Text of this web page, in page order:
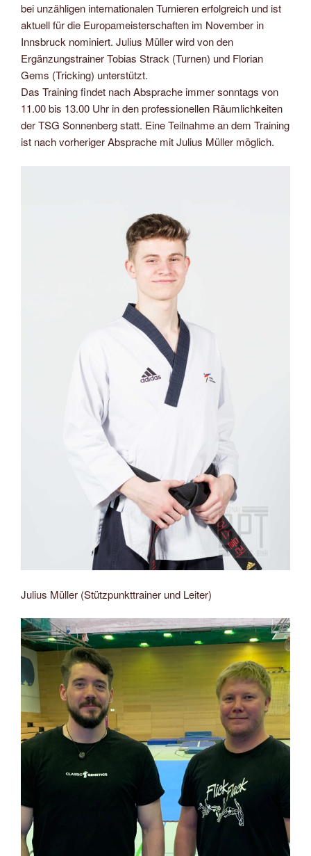
bei unzähligen internationalen Turnieren erfolgreich und ist
aktuell für die Europameisterschaften im November in
Innsbruck nominiert. Julius Müller wird von den
Ergänzungstrainer Tobias Strack (Turnen) und Florian
Gems (Tricking) unterstützt.
Das Training findet nach Absprache immer sonntags von
11.00 bis 13.00 Uhr in den professionellen Räumlichkeiten
der TSG Sonnenberg statt. Eine Teilnahme an dem Training
ist nach vorheriger Absprache mit Julius Müller möglich.
Julius Müller (Stützpunkttrainer und Leiter)